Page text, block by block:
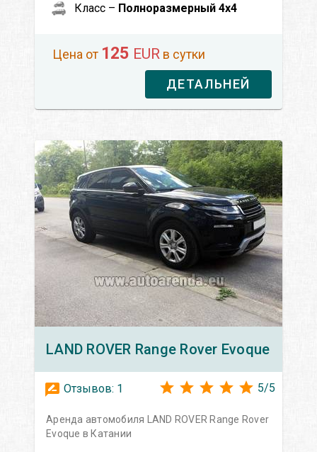
Класс – Полноразмерный 4x4
Цена от 125 EUR в сутки
ДЕТАЛЬНЕЙ
LAND ROVER Range Rover Evoque
Отзывов: 1 5/5
Аренда автомобиля LAND ROVER Range Rover
Evoque в Катании